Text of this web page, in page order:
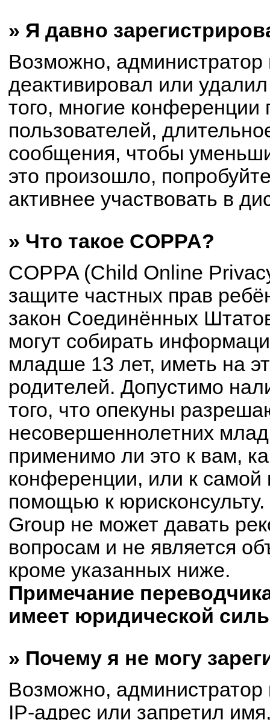
» Я давно
Возможно, администратор
деактивировал или
того, многие конференции
пользователей,
сообщения, чтобы
это произошло,
активнее участвовать в
» Что такое COPPA?
COPPA (Child Online
защите частных прав
закон Соединённых
могут собирать
младше 13 лет, иметь на
родителей. Допустимо
того, что опекуны
несовершеннолетних
применимо ли это к вам,
конференции, или к самой
помощью к
Group не может давать
вопросам и не является
кроме указанных ниже.
Примечание
имеет юридической
» Почему я не могу
Возможно,
IP-адрес или запретил